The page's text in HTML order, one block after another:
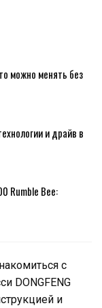
можно менять без
и драйв в
Rumble Bee:
с
DONGFENG
и